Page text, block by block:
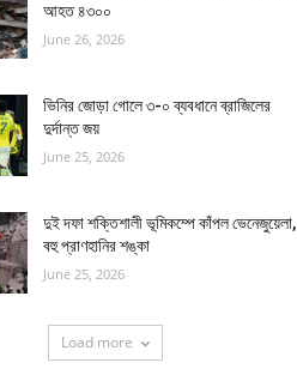
আহত ৪৩০০
June 26, 2026
ভিনির জোড়া গোলে ৩-০ ব্যবধানে ব্রাজিলের
দুর্দান্ত জয়
June 25, 2026
দুই দফা শক্তিশালী ভূমিকম্পে কাঁপল ভেনেজুয়েলা,
বহু প্রাণহানির শঙ্কা
June 25, 2026
Load more